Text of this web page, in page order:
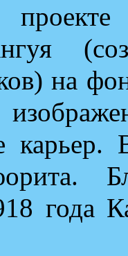
на
карьер.
года